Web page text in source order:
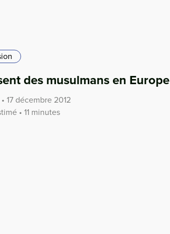
des musulmans en Europe
17 décembre 2012
• 11 minutes